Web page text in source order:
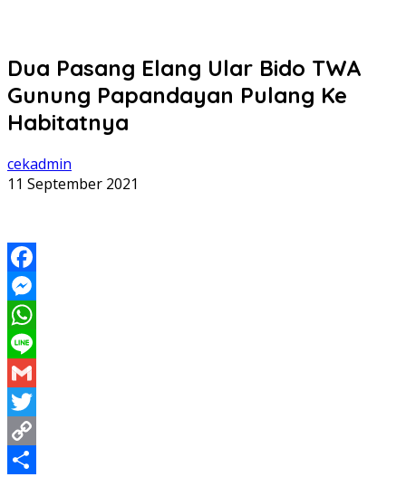
Dua Pasang Elang Ular Bido TWA
Gunung Papandayan Pulang Ke
Habitatnya
cekadmin
11 September 2021
Facebook
Messenger
WhatsApp
Line
Gmail
Twitter
Copy